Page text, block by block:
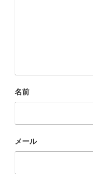
名前
メール